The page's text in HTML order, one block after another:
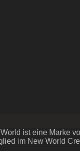
ist eine Marke
im New World